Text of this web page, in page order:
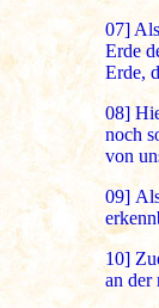
07]
Erde
Erde,
08]
noch
von
09]
10]
an der